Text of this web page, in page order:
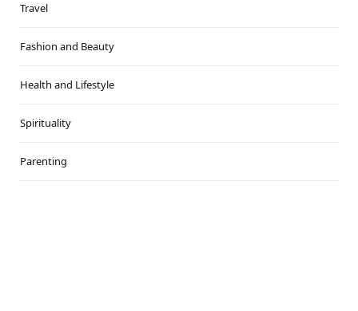
Travel
Fashion and Beauty
Health and Lifestyle
Spirituality
Parenting